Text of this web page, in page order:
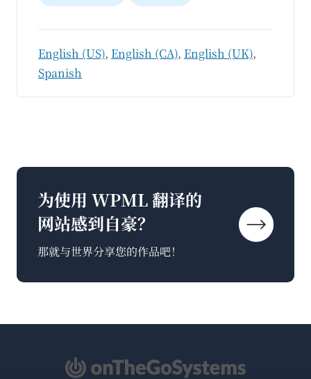
English (US), English (CA), English (UK),
Spanish
为使用 WPML 翻译的
网站感到自豪？
那就与世界分享您的作品吧！